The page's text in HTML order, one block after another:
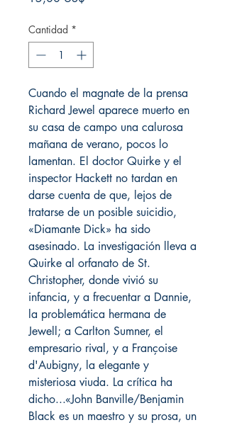
Cantidad *
Cuando el magnate de la prensa
Richard Jewel aparece muerto en
su casa de campo una calurosa
mañana de verano, pocos lo
lamentan. El doctor Quirke y el
inspector Hackett no tardan en
darse cuenta de que, lejos de
tratarse de un posible suicidio,
«Diamante Dick» ha sido
asesinado. La investigación lleva a
Quirke al orfanato de St.
Christopher, donde vivió su
infancia, y a frecuentar a Dannie,
la problemática hermana de
Jewell; a Carlton Sumner, el
empresario rival, y a Françoise
d'Aubigny, la elegante y
misteriosa viuda. La crítica ha
dicho...«John Banville/Benjamin
Black es un maestro y su prosa, un